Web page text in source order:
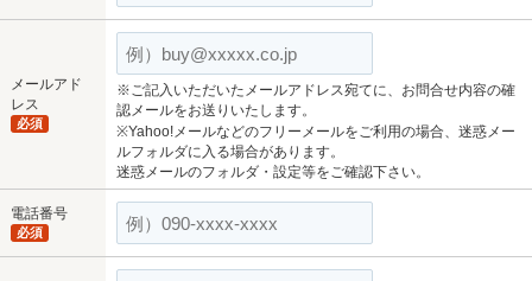
メールアド
レス
必須
※ご記入いただいたメールアドレス宛てに、お問合せ内容の確
認メールをお送りいたします。
※Yahoo!メールなどのフリーメールをご利用の場合、迷惑メー
ルフォルダに入る場合があります。
迷惑メールのフォルダ・設定等をご確認下さい。
電話番号
必須